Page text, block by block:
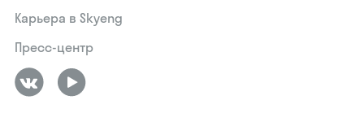
Карьера в Skyeng
Пресс-центр